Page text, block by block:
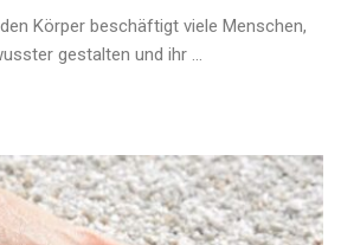
Körper beschäftigt viele Menschen,
gestalten und ihr ...